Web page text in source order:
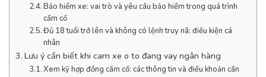
Bảo hiểm xe: vai trò và yêu cầu bảo hiểm trong quá trình
cầm cố
Đủ 18 tuổi trở lên và không có lệnh truy nã: điều kiện cá
nhân
Lưu ý cần biết khi cam xe o to đang vay ngân hàng
Xem kỹ hợp đồng cầm cố: các thông tin và điều khoản cần